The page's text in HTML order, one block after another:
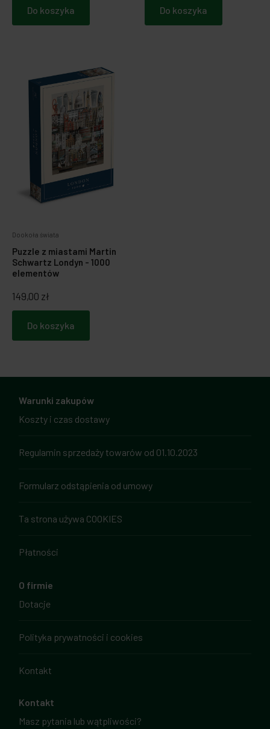
Do koszyka Do koszyka
Dookoła świata
Puzzle z miastami Martin
Schwartz Londyn - 1000
elementów
149,00 zł
Do koszyka
Warunki zakupów
Koszty i czas dostawy
Regulamin sprzedaży towarów od 01.10.2023
Formularz odstąpienia od umowy
Ta strona używa COOKIES
Płatności
O firmie
Dotacje
Polityka prywatności i cookies
Kontakt
Kontakt
Masz pytania lub wątpliwości?